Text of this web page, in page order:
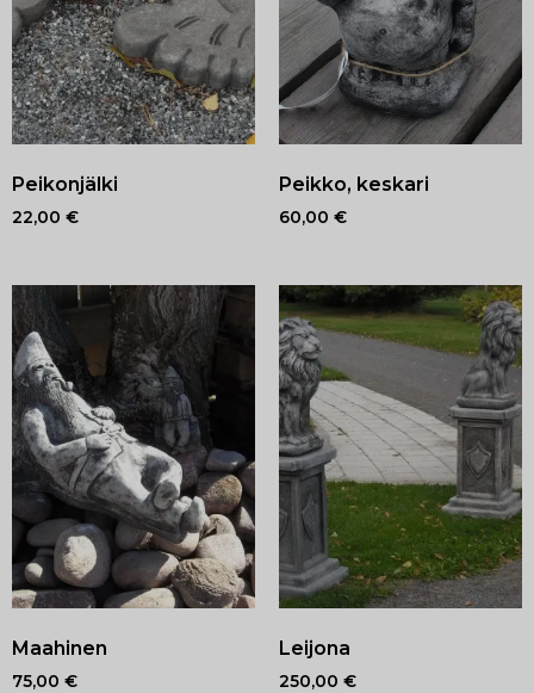
Peikonjälki
22,00 €
Peikko, keskari
60,00 €
Maahinen
75,00 €
Leijona
250,00 €